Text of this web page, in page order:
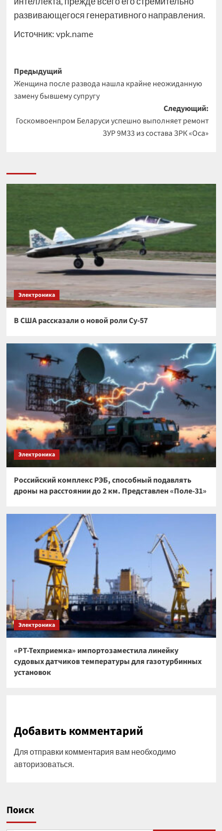
развивающегося генеративного направления.
Источник:vpk.name
Навигация
записи
Предыдущий
Женщина после развода нашла крайне неожиданную
замену бывшему супругу
Следующий:
Госкомвоенпром Беларуси успешно выполняет ремонт
ЗУР 9М33 из состава ЗРК «Оса»
Электроника
В США рассказали о новой роли Су-57
Электроника
Российский комплекс РЭБ, способный подавлять
дроны на расстоянии до 2 км. Представлен «Поле-31»
Электроника
«РТ-Техприемка» импортозаместила линейку
судовых датчиков температуры для газотурбинных
установок
Добавить комментарий
Для отправки комментария вам необходимо
авторизоваться
Поиск